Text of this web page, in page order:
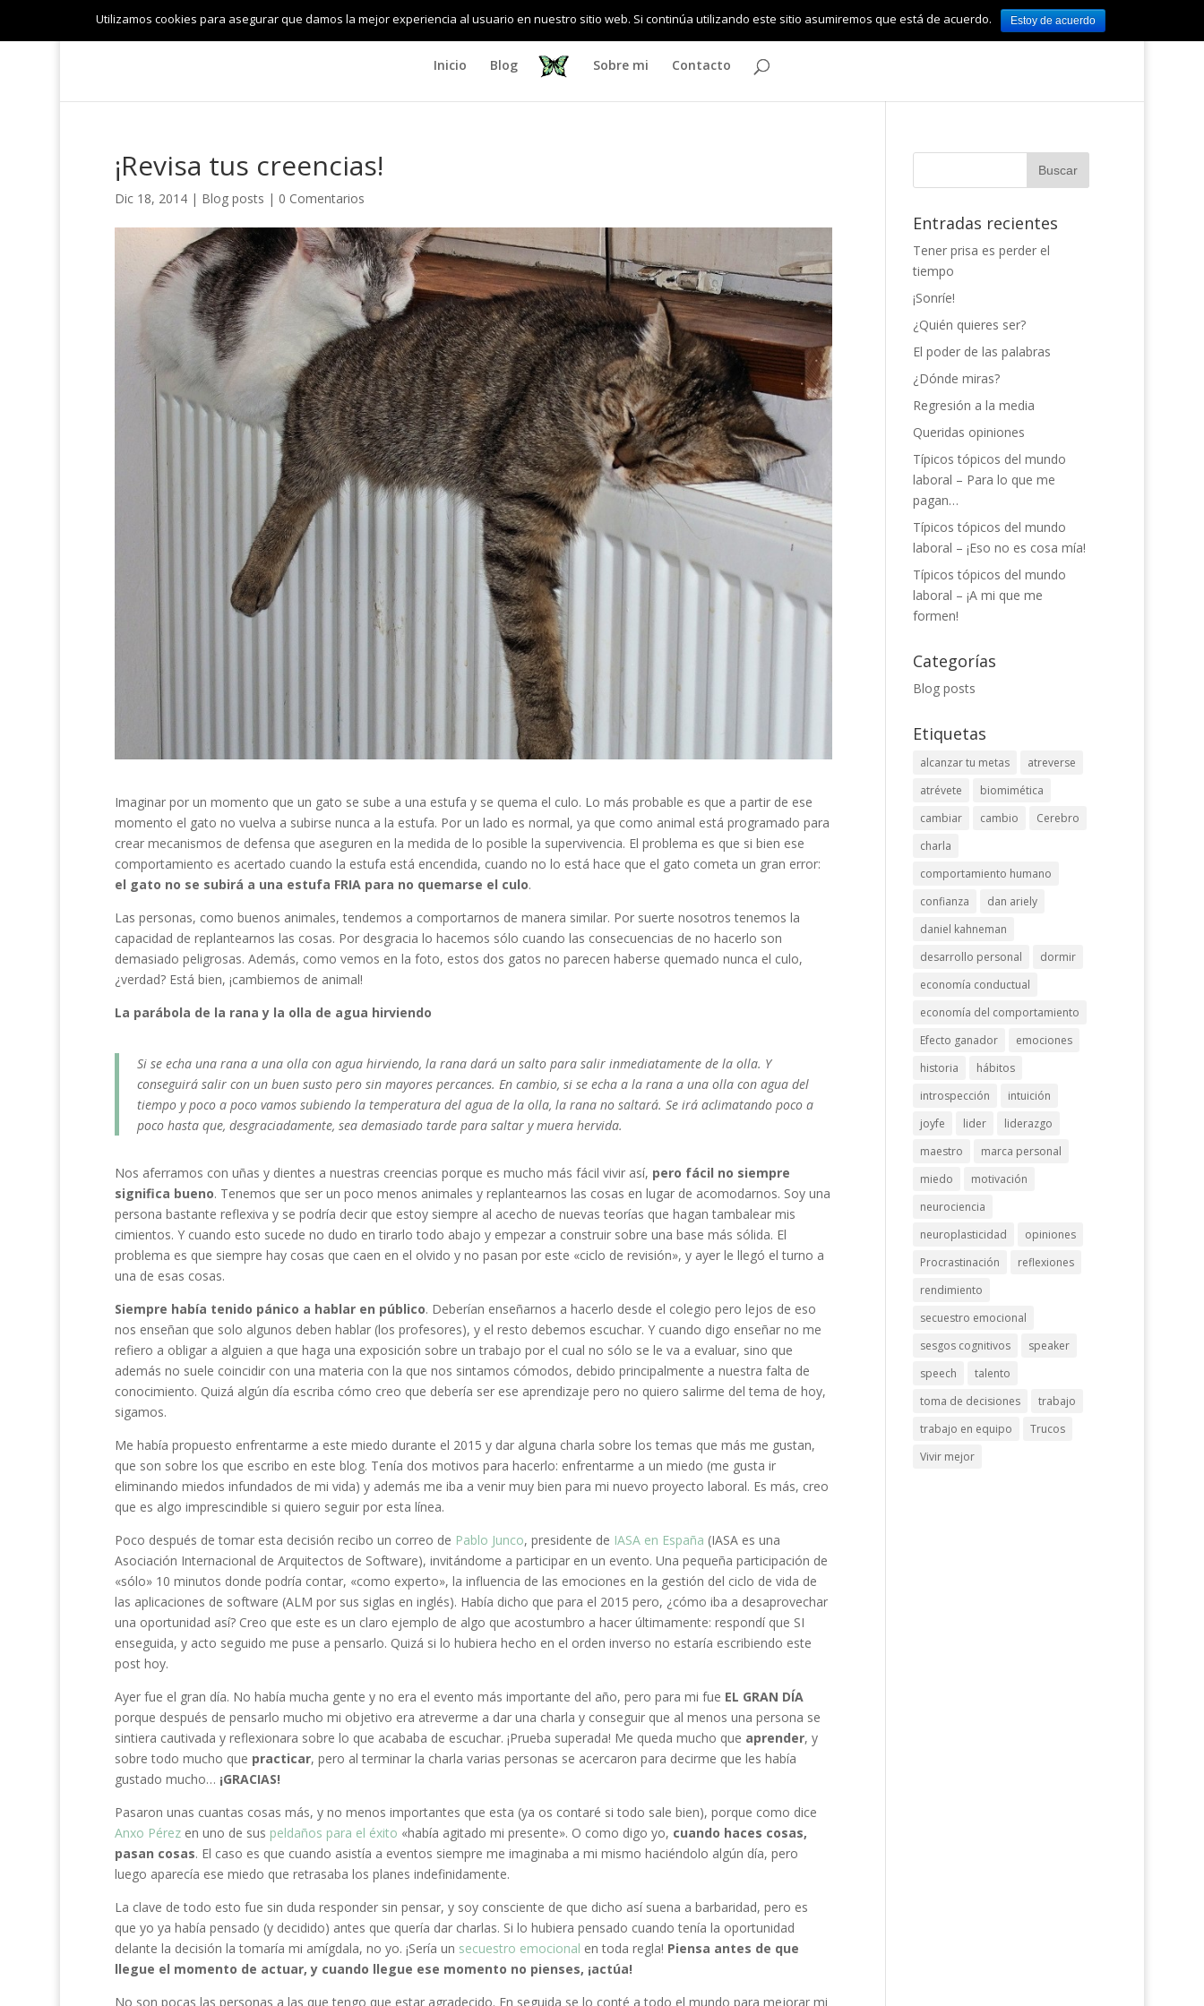
Inicio Blog Sobre mi Contacto
¡Revisa tus creencias!
Dic 18, 2014| Blog posts | 0 Comentarios
Imaginar por un momento que un gato se sube a una estufa y se quema el culo. Lo más probable es que a partir de ese
momento el gato no vuelva a subirse nunca a la estufa. Por un lado es normal, ya que como animal está programado para
crear mecanismos de defensa que aseguren en la medida de lo posible la supervivencia. El problema es que si bien ese
comportamiento es acertado cuando la estufa está encendida, cuando no lo está hace que el gato cometa un gran error:
el gato no se subirá a una estufa FRIA para no quemarse el culo.
Las personas, como buenos animales, tendemos a comportarnos de manera similar. Por suerte nosotros tenemos la
capacidad de replantearnos las cosas. Por desgracia lo hacemos sólo cuando las consecuencias de no hacerlo son
demasiado peligrosas. Además, como vemos en la foto, estos dos gatos no parecen haberse quemado nunca el culo,
¿verdad? Está bien, ¡cambiemos de animal!
La parábola de la rana y la olla de agua hirviendo
Si se echa una rana a una olla con agua hirviendo, la rana dará un salto para salir inmediatamente de la olla. Y
conseguirá salir con un buen susto pero sin mayores percances. En cambio, si se echa a la rana a una olla con agua del
tiempo y poco a poco vamos subiendo la temperatura del agua de la olla, la rana no saltará. Se irá aclimatando poco a
poco hasta que, desgraciadamente, sea demasiado tarde para saltar y muera hervida.
Nos aferramos con uñas y dientes a nuestras creencias porque es mucho más fácil vivir así, pero fácil no siempre
significa bueno. Tenemos que ser un poco menos animales y replantearnos las cosas en lugar de acomodarnos. Soy una
persona bastante reflexiva y se podría decir que estoy siempre al acecho de nuevas teorías que hagan tambalear mis
cimientos. Y cuando esto sucede no dudo en tirarlo todo abajo y empezar a construir sobre una base más sólida. El
problema es que siempre hay cosas que caen en el olvido y no pasan por este «ciclo de revisión», y ayer le llegó el turno a
una de esas cosas.
Siempre había tenido pánico a hablar en público. Deberían enseñarnos a hacerlo desde el colegio pero lejos de eso
nos enseñan que solo algunos deben hablar (los profesores), y el resto debemos escuchar. Y cuando digo enseñar no me
refiero a obligar a alguien a que haga una exposición sobre un trabajo por el cual no sólo se le va a evaluar, sino que
además no suele coincidir con una materia con la que nos sintamos cómodos, debido principalmente a nuestra falta de
conocimiento. Quizá algún día escriba cómo creo que debería ser ese aprendizaje pero no quiero salirme del tema de hoy,
sigamos.
Me había propuesto enfrentarme a este miedo durante el 2015 y dar alguna charla sobre los temas que más me gustan,
que son sobre los que escribo en este blog. Tenía dos motivos para hacerlo: enfrentarme a un miedo (me gusta ir
eliminando miedos infundados de mi vida) y además me iba a venir muy bien para mi nuevo proyecto laboral. Es más, creo
que es algo imprescindible si quiero seguir por esta línea.
Poco después de tomar esta decisión recibo un correo de Pablo Junco, presidente de IASA en España (IASA es una
Asociación Internacional de Arquitectos de Software), invitándome a participar en un evento. Una pequeña participación de
«sólo» 10 minutos donde podría contar, «como experto», la influencia de las emociones en la gestión del ciclo de vida de
las aplicaciones de software (ALM por sus siglas en inglés). Había dicho que para el 2015 pero, ¿cómo iba a desaprovechar
una oportunidad así? Creo que este es un claro ejemplo de algo que acostumbro a hacer últimamente: respondí que SI
enseguida, y acto seguido me puse a pensarlo. Quizá si lo hubiera hecho en el orden inverso no estaría escribiendo este
post hoy.
Ayer fue el gran día. No había mucha gente y no era el evento más importante del año, pero para mi fue EL GRAN DÍA
porque después de pensarlo mucho mi objetivo era atreverme a dar una charla y conseguir que al menos una persona se
sintiera cautivada y reflexionara sobre lo que acababa de escuchar. ¡Prueba superada! Me queda mucho que aprender, y
sobre todo mucho que practicar, pero al terminar la charla varias personas se acercaron para decirme que les había
gustado mucho… ¡GRACIAS!
Pasaron unas cuantas cosas más, y no menos importantes que esta (ya os contaré si todo sale bien), porque como dice
Anxo Pérezen uno de sus peldaños para el éxito «había agitado mi presente». O como digo yo, cuando haces cosas,
pasan cosas. El caso es que cuando asistía a eventos siempre me imaginaba a mi mismo haciéndolo algún día, pero
luego aparecía ese miedo que retrasaba los planes indefinidamente.
La clave de todo esto fue sin duda responder sin pensar, y soy consciente de que dicho así suena a barbaridad, pero es
que yo ya había pensado (y decidido) antes que quería dar charlas. Si lo hubiera pensado cuando tenía la oportunidad
delante la decisión la tomaría mi amígdala, no yo. ¡Sería un secuestro emocional en toda regla! Piensa antes de que
llegue el momento de actuar, y cuando llegue ese momento no pienses, ¡actúa!
No son pocas las personas a las que tengo que estar agradecido. En seguida se lo conté a todo el mundo para mejorar mi
Entradas recientes
Tener prisa es perder el
tiempo
¡Sonríe!
¿Quién quieres ser?
El poder de las palabras
¿Dónde miras?
Regresión a la media
Queridas opiniones
Típicos tópicos del mundo
laboral – Para lo que me
pagan…
Típicos tópicos del mundo
laboral – ¡Eso no es cosa mía!
Típicos tópicos del mundo
laboral – ¡A mi que me
formen!
Categorías
Blog posts
Etiquetas
alcanzar tu metas
atreverse
atrévete
biomimética
cambiar
cambio
Cerebro
charla
comportamiento humano
confianza
dan ariely
daniel kahneman
desarrollo personal
dormir
economía conductual
economía del comportamiento
Efecto ganador
emociones
historia
hábitos
introspección
intuición
joyfe
lider
liderazgo
maestro
marca personal
miedo
motivación
neurociencia
neuroplasticidad
opiniones
Procrastinación
reflexiones
rendimiento
secuestro emocional
sesgos cognitivos
speaker
speech
talento
toma de decisiones
trabajo
trabajo en equipo
Trucos
Vivir mejor
Utilizamos cookies para asegurar que damos la mejor experiencia al usuario en nuestro sitio web. Si continúa utilizando este sitio asumiremos que está de acuerdo. Estoy de acuerdo